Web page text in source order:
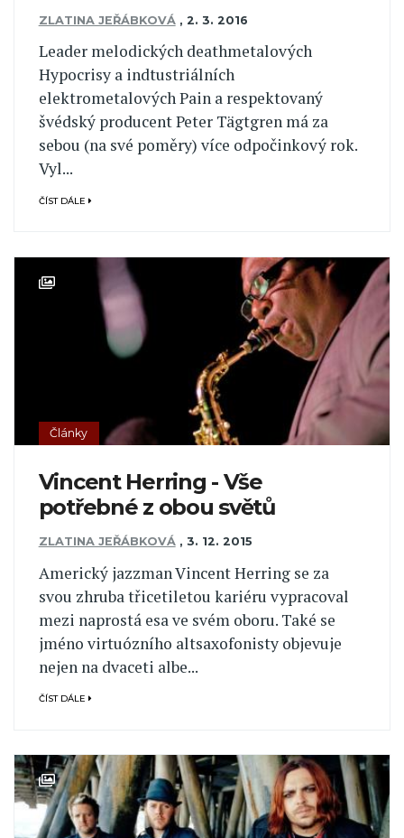
ZLATINA JEŘÁBKOVÁ , 2. 3. 2016
Leader melodických deathmetalových
Hypocrisy a indtustriálních
elektrometalových Pain a respektovaný
švédský producent Peter Tägtgren má za
sebou (na své poměry) více odpočinkový rok.
Vyl...
ČÍST DÁLE
Články
Vincent Herring - Vše
potřebné z obou světů
ZLATINA JEŘÁBKOVÁ , 3. 12. 2015
Americký jazzman Vincent Herring se za
svou zhruba třicetiletou kariéru vypracoval
mezi naprostá esa ve svém oboru. Také se
jméno virtuózního altsaxofonisty objevuje
nejen na dvaceti albe...
ČÍST DÁLE